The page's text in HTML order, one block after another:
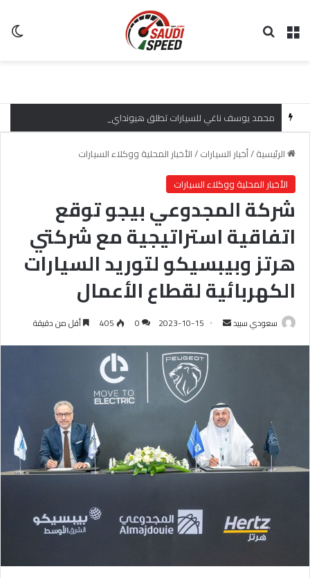
القائمة
الرئيسية/أخبار السيارات/الأخبار المحلية ووكلاء السيارات
الأخبار المحلية ووكلاء السيارات
شركة المجدوعي بيجو توقع
اتفاقية استراتيجية مع شركتي
هرتز وبيبسيكو لتوريد السيارات
الكهربائية لقطاع الأعمال
سعودي سبيد
ر
ي
د
ا
إ
2023-10-15
0
405 أقل من دقيقة